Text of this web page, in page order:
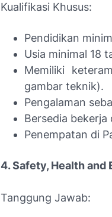
Kualifikasi Khusus:
Pendidikan
Usia minimal 18
Memiliki
gambar teknik).
Pengalaman
Bersedia
Penempatan di
4. Safety, Health
Tanggung Jawab: